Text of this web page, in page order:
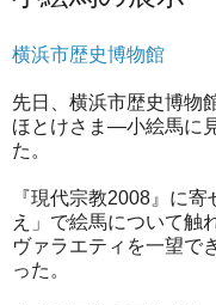
横浜市歴史博物館
先日、横浜市歴史博物
ほとけさま―小絵馬に
た。
『現代宗教2008』に
え」で絵馬について触
ヴァラエティを一望で
った。